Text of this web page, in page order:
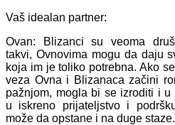
Vaš idealan partner:
Ovan: Blizanci su veoma
takvi, Ovnovima mogu da daju
koja im je toliko potrebna. Ako
veza Ovna i Blizanaca začini
pažnjom, mogla bi se izroditi i u
u iskreno prijateljstvo i
može da opstane i na duge staze.